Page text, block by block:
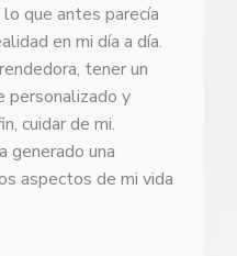
que antes parecía
en mi día a día.
tener un
personalizado y
cuidar de mi.
generado una
aspectos de mi vida